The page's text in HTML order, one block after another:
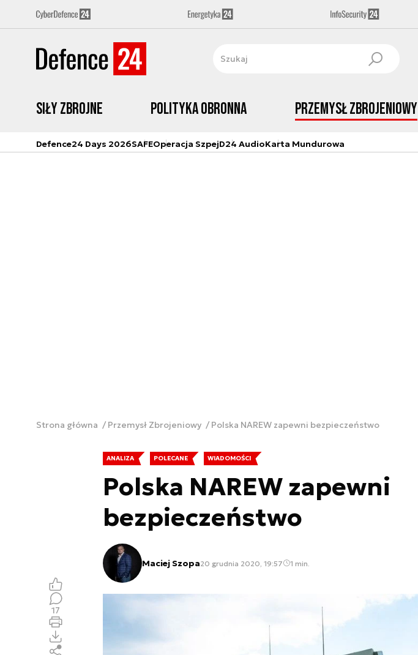
Siły zbrojne Polityka obronna Przemysł Zbrojeniowy
Defence24 Days 2026SAFEOperacja SzpejD24 AudioKarta Mundurowa
Strona główna Przemysł Zbrojeniowy Polska NAREW zapewni bezpieczeństwo
ANALIZA POLECANE WIADOMOŚCI
Polska NAREW zapewni
bezpieczeństwo
Maciej Szopa20 grudnia 2020, 19:57 1 min.
17